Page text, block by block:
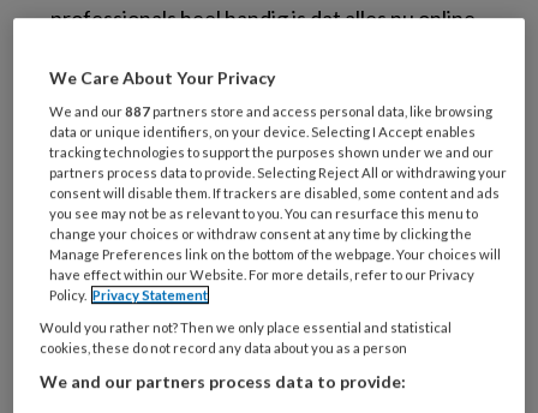
professionals heel handig is dat alles nu online
niet eerst een kast open te trekken en door
een map te bladeren. Ze openen de app, typen
bijvoorbeeld “hitte” in en krijgen meteen het
protocol voor warm weer en buitenspelen.’
Dezelfde werkwijze
Second Home telt vijftien locaties en ruim
tweehonderd medewerkers. ‘Dankzij die apps
op het tablet werken we allemaal op dezelfde
We Care About Your Privacy
We and our887 partners store and access personal data, like browsing
data or unique identifiers, on your device. Selecting I Accept enables
tracking technologies to support the purposes shown under we and our
partners process data to provide. Selecting Reject All or withdrawing your
consent will disable them. If trackers are disabled, some content and ads
you see may not be as relevant to you. You can resurface this menu to
change your choices or withdraw consent at any time by clicking the
Manage Preferences link on the bottom of the webpage. Your choices will
have effect within our Website. For more details, refer to our Privacy
Policy. Privacy Statement
Would you rather not? Then we only place essential and statistical
cookies, these do not record any data about you as a person
We and our partners process data to provide: